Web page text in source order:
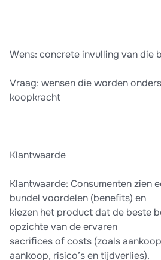
Wens: concrete invulling van die
Vraag: wensen die worden
koopkracht
Klantwaarde
Klantwaarde: Consumenten zien
bundel voordelen (beneﬁts) en
kiezen het product dat de beste
opzichte van de ervaren
sacriﬁces of costs (zoals
aankoop, risico’s en tijdverlies).